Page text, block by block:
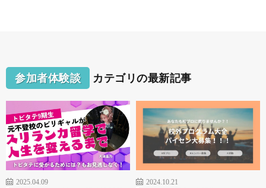
参加者体験談 カテゴリの最新記事
2025.04.09
2024.10.21